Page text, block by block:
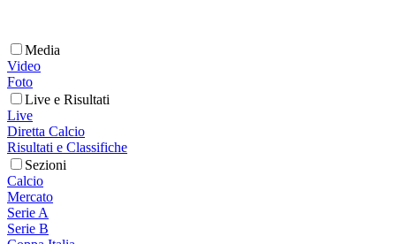
Media
Video
Foto
Live e Risultati
Live
Diretta Calcio
Risultati e Classifiche
Sezioni
Calcio
Mercato
Serie A
Serie B